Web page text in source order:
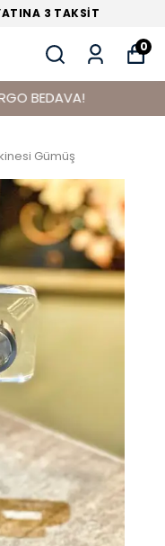
3 TAKSİT
0
Gümüş